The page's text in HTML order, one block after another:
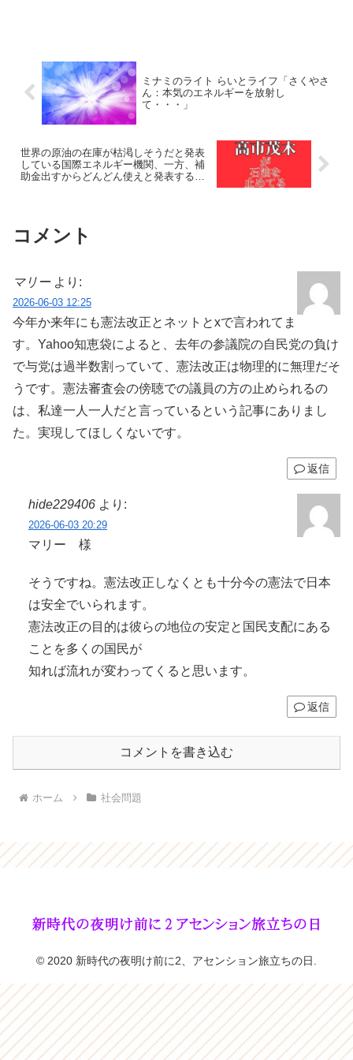
ミナミのライト らいとライフ「さくやさ
ん：本気のエネルギーを放射し
て・・・」
世界の原油の在庫が枯渇しそうだと発表
している国際エネルギー機関、一方、補
助金出すからどんどん使えと発表する日
コメント
マリー より:
2026-06-03 12:25
今年か来年にも憲法改正とネットとxで言われてま
す。Yahoo知恵袋によると、去年の参議院の自民党の負け
で与党は過半数割っていて、憲法改正は物理的に無理だそ
うです。憲法審査会の傍聴での議員の方の止められるの
は、私達一人一人だと言っているという記事にありまし
た。実現してほしくないです。
返信
hide229406 より:
2026-06-03 20:29
マリー 様
そうですね。憲法改正しなくとも十分今の憲法で日本
は安全でいられます。
憲法改正の目的は彼らの地位の安定と国民支配にある
ことを多くの国民が
知れば流れが変わってくると思います。
返信
コメントを書き込む
ホーム 社会問題
© 2020 新時代の夜明け前に2、アセンション旅立ちの日.